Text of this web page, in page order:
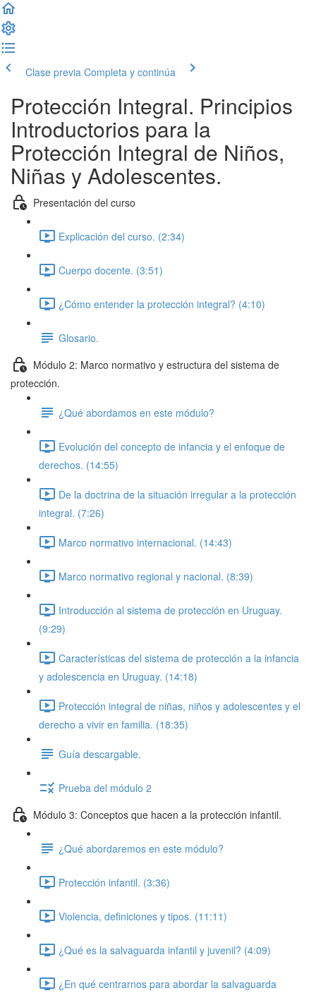
Clase previa Completa y continúa
Protección Integral. Principios
Introductorios para la
Protección Integral de Niños,
Niñas y Adolescentes.
Presentación del curso
Explicación del curso. (2:34)
Cuerpo docente. (3:51)
¿Cómo entender la protección integral? (4:10)
Glosario.
Módulo 2: Marco normativo y estructura del sistema de
protección.
¿Qué abordamos en este módulo?
Evolución del concepto de infancia y el enfoque de
derechos. (14:55)
De la doctrina de la situación irregular a la protección
integral. (7:26)
Marco normativo internacional. (14:43)
Marco normativo regional y nacional. (8:39)
Introducción al sistema de protección en Uruguay.
(9:29)
Características del sistema de protección a la infancia
y adolescencia en Uruguay. (14:18)
Protección integral de niñas, niños y adolescentes y el
derecho a vivir en familia. (18:35)
Guía descargable.
Prueba del módulo 2
Módulo 3: Conceptos que hacen a la protección infantil.
¿Qué abordaremos en este módulo?
Protección infantil. (3:36)
Violencia, definiciones y tipos. (11:11)
¿Qué es la salvaguarda infantil y juvenil? (4:09)
¿En qué centrarnos para abordar la salvaguarda